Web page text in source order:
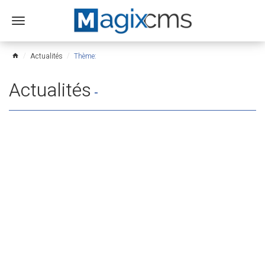
Ouvrir
menu
home Actualités Thème:
Actualités -